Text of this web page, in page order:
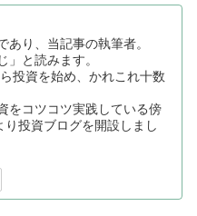
あり、当記事の執筆者。
」と読みます。
投資を始め、かれこれ十数
をコツコツ実践している傍
り投資ブログを開設しまし